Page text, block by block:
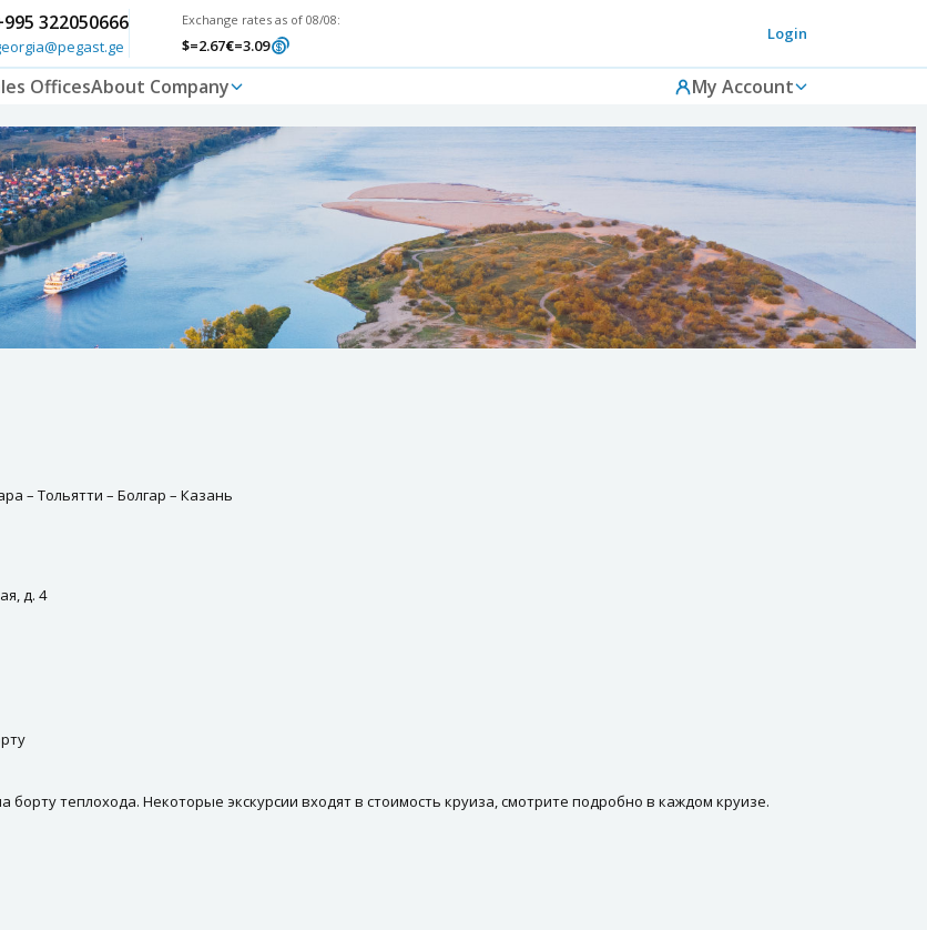
322050666 Exchange rates as of 08/08:
$=2.67€=3.09
Login
OfficesAbout Company My Account
– Тольятти – Болгар – Казань
д. 4
борту теплохода. Некоторые экскурсии входят в стоимость круиза, смотрите подробно в каждом круизе.